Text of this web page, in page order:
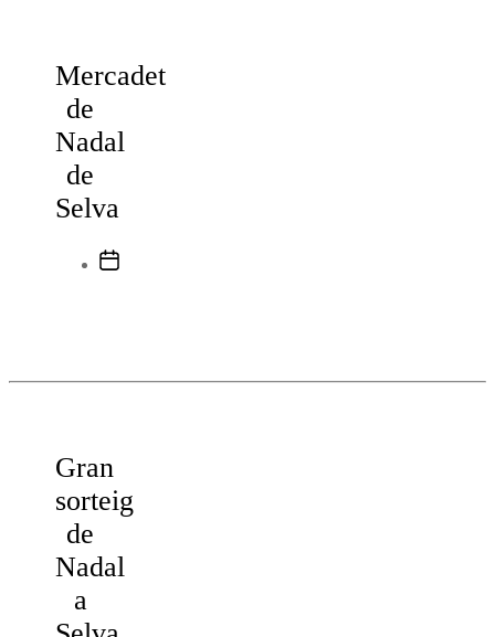
Mercadet
de
Nadal
de
Selva
Data
Gran
sorteig
de
Nadal
a